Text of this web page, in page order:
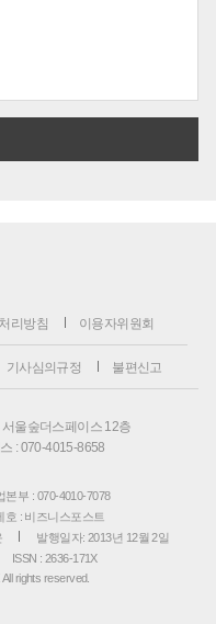
리방침 이용자위원회
기사심의규정 불편신고
울숲더스페이스 12층
: 070-4015-8658
본부 : 070-4010-7078
호 : 비즈니스포스트
발행일자: 2013년 12월 2일
ISSN : 2636-171X
All rights reserved.